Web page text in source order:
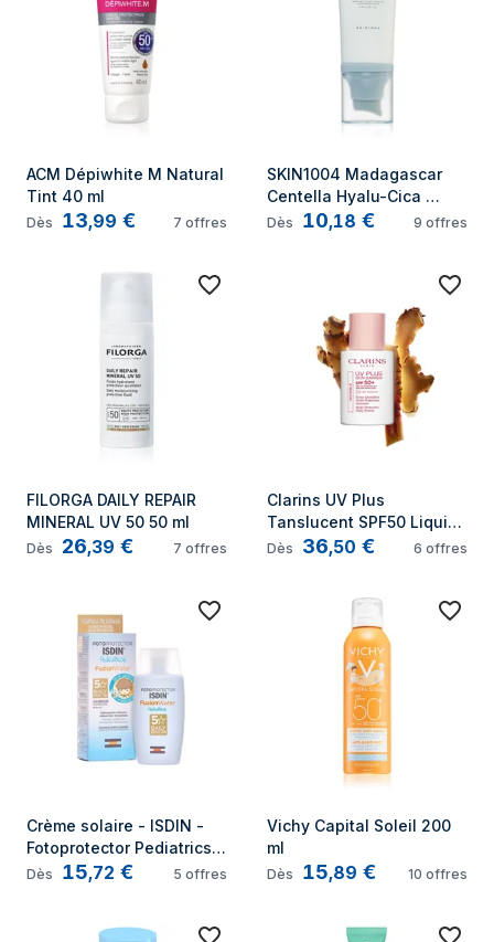
ACM Dépiwhite M Natural
Tint 40 ml
Dès 13,99 € 7 offres
SKIN1004 Madagascar
Centella Hyalu-Cica
Water-Fit Sun Serum SPF
Dès 10,18 € 9 offres
FILORGA DAILY REPAIR
MINERAL UV 50 50 ml
Dès 26,39 € 7 offres
Clarins UV Plus
Tanslucent SPF50 Liquide
de protection solaire
Dès 36,50 € 6 offres
Crème solaire - ISDIN -
Fotoprotector Pediatrics -
SPF 50+ - Résistant à
Dès 15,72 € 5 offres
Vichy Capital Soleil 200
ml
Dès 15,89 € 10 offres